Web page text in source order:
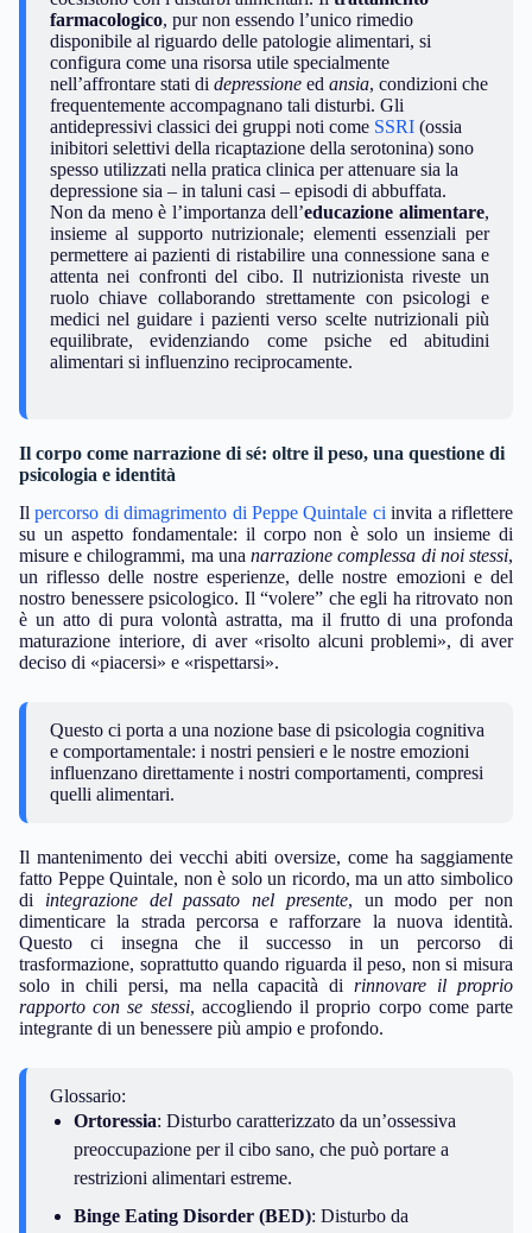
farmacologico, pur non essendo l’unico rimedio
disponibile al riguardo delle patologie alimentari, si
configura come una risorsa utile specialmente
nell’affrontare stati di depressioneed ansia, condizioni che
frequentemente accompagnano tali disturbi. Gli
antidepressivi classici dei gruppi noti come SSRI(ossia
inibitori selettivi della ricaptazione della serotonina) sono
spesso utilizzati nella pratica clinica per attenuare sia la
depressione sia – in taluni casi – episodi di abbuffata.
Non da meno è l’importanza dell’educazione alimentare,
insieme al supporto nutrizionale; elementi essenziali per
permettere ai pazienti di ristabilire una connessione sana e
attenta nei confronti del cibo. Il nutrizionista riveste un
ruolo chiave collaborando strettamente con psicologi e
medici nel guidare i pazienti verso scelte nutrizionali più
equilibrate, evidenziando come psiche ed abitudini
alimentari si influenzino reciprocamente.
Il corpo come narrazione di sé: oltre il peso, una questione di
psicologia e identità
Ilpercorso di dimagrimento di Peppe Quintale ciinvita a riflettere
su un aspetto fondamentale: il corpo non è solo un insieme di
misure e chilogrammi, ma unanarrazione complessa di noi stessi,
un riflesso delle nostre esperienze, delle nostre emozioni e del
nostro benessere psicologico. Il “volere” che egli ha ritrovato non
è un atto di pura volontà astratta, ma il frutto di una profonda
maturazione interiore, di aver «risolto alcuni problemi», di aver
deciso di «piacersi» e «rispettarsi».
Questo ci porta a una nozione base di psicologia cognitiva
e comportamentale: i nostri pensieri e le nostre emozioni
influenzano direttamente i nostri comportamenti, compresi
quelli alimentari.
Il mantenimento dei vecchi abiti oversize, come ha saggiamente
fatto Peppe Quintale, non è solo un ricordo, ma un atto simbolico
di integrazione del passato nel presente, un modo per non
dimenticare la strada percorsa e rafforzare la nuova identità.
Questo ci insegna che il successo in un percorso di
trasformazione, soprattutto quando riguarda il peso, non si misura
solo in chili persi, ma nella capacità dirinnovare il proprio
rapporto con se stessi, accogliendo il proprio corpo come parte
integrante di un benessere più ampio e profondo.
Glossario:
Ortoressia: Disturbo caratterizzato da un’ossessiva
preoccupazione per il cibo sano, che può portare a
restrizioni alimentari estreme.
Binge Eating Disorder (BED): Disturbo da